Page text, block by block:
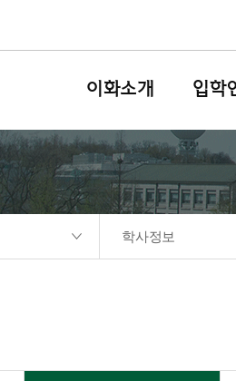
이화소개 입학
학사정보